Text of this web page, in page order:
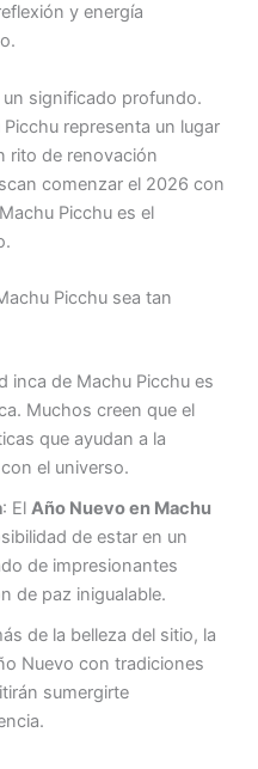
y energía
un significado profundo.
representa un lugar
rito de renovación
comenzar el 2026 con
Picchu es el
Picchu sea tan
inca de Machu Picchu es
Muchos creen que el
que ayudan a la
el universo.
: ElAño Nuevo en Machu
de estar en un
de impresionantes
de paz inigualable.
de la belleza del sitio, la
Nuevo con tradiciones
sumergirte